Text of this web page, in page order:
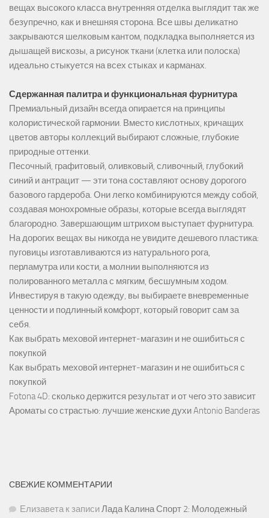
вещах высокого класса внутренняя отделка выглядит так же
безупречно, как и внешняя сторона. Все швы деликатно
закрываются шелковым кантом, подкладка выполняется из
дышащей вискозы, а рисунок ткани (клетка или полоска)
идеально стыкуется на всех стыках и карманах.
Сдержанная палитра и функциональная фурнитура
Премиальный дизайн всегда опирается на принципы
колористической гармонии. Вместо кислотных, кричащих
цветов авторы коллекций выбирают сложные, глубокие
природные оттенки.
Песочный, графитовый, оливковый, сливочный, глубокий
синий и антрацит — эти тона составляют основу дорогого
базового гардероба. Они легко комбинируются между собой,
создавая монохромные образы, которые всегда выглядят
благородно. Завершающим штрихом выступает фурнитура.
На дорогих вещах вы никогда не увидите дешевого пластика:
пуговицы изготавливаются из натурального рога,
перламутра или кости, а молнии выполняются из
полированного металла с мягким, бесшумным ходом.
Инвестируя в такую одежду, вы выбираете вневременные
ценности и подлинный комфорт, который говорит сам за
себя.
Как выбрать меховой интернет-магазин и не ошибиться с
покупкой
Как выбрать меховой интернет-магазин и не ошибиться с
покупкой
Fotona 4D: сколько держится результат и от чего это зависит
Ароматы со страстью: лучшие женские духи Antonio Banderas
СВЕЖИЕ КОММЕНТАРИИ
Елизаветак записиЛада Калина Спорт 2: Молодежный